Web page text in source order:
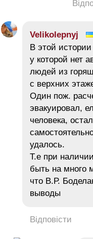
Velikolepnyj
В этой
у которой нет
людей из
с верхних
Один пож.
эвакуировал,
человека,
удалось.
Т.е при
быть на много
что В.Р.
выводы
Відповісти